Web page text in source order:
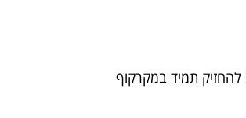
להחזיק תמיד במקרקוף